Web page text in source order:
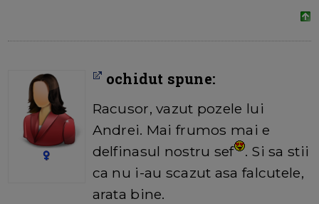
ochidut spune:
Racusor, vazut pozele lui
Andrei. Mai frumos mai e
delfinasul nostru sef
. Si sa stii
ca nu i-au scazut asa falcutele,
arata bine.